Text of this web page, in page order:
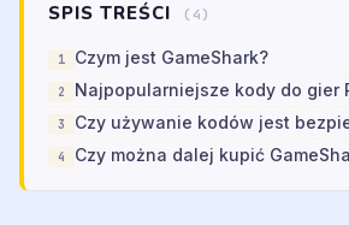
SPIS TREŚCI (4)
Czym jest GameShark?
Najpopularniejsze kody do gier
Czy używanie kodów jest
Czy można dalej kupić